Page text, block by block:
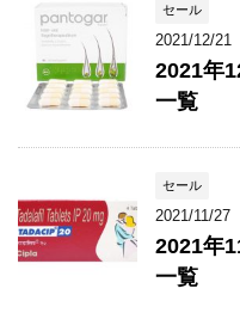
セール
2021/12/21
2021年
一覧
セール
2021/11/27
2021年
一覧